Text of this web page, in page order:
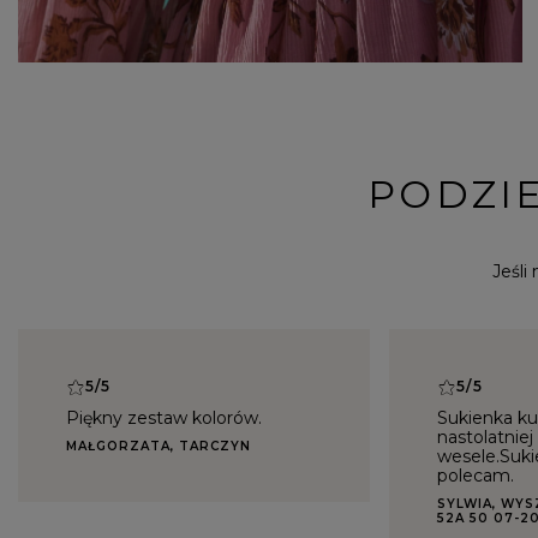
Jeśli
5/5
Piękny zestaw kolorów.
MAŁGORZATA, TARCZYN
5/5
Sukienka
nastolatniej
polecam.
SYLWIA,
52A 50 07-